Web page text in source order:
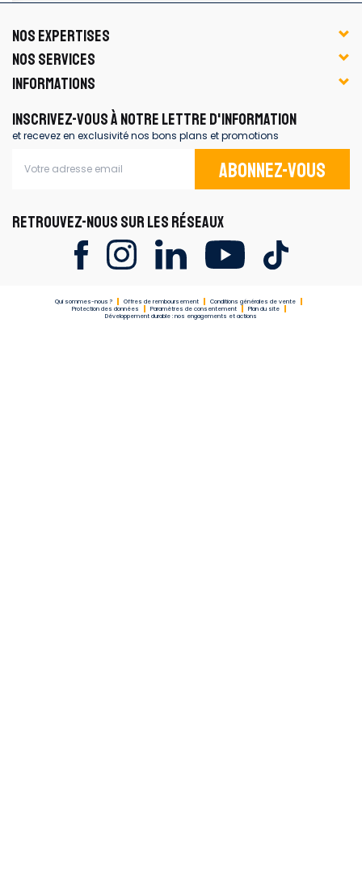
NOS EXPERTISES
NOS SERVICES
INFORMATIONS
INSCRIVEZ-VOUS À NOTRE LETTRE D'INFORMATION
et recevez en exclusivité nos bons plans et promotions
Abonnez-vous
RETROUVEZ-NOUS SUR LES RÉSEAUX
Qui sommes-nous ? Offres de remboursement
Conditions générales de vente
Protection des données
Paramètres de consentement
Plan du site
Développement durable : nos engagements et actions